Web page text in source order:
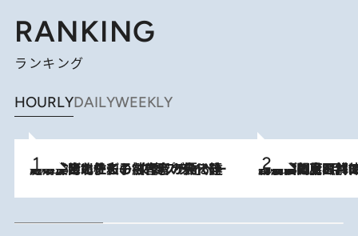
RANKING
ランキング
HOURLYDAILYWEEKLY
2026.8.3
《「文士の子ども被害者の会」発足！》阿川佐和子（72）が語る遠藤周作に北杜夫、劇作家・矢代静一の子どもたちの“文豪プライベート事件簿” 2026.8.8
「最後に見られてよかった」上野動物園の東園パンダ舎が解体前に特別公開。8月16日まで延長されたパネル展と共に辿る“半世紀”のパンダ飼育《解体工事の図面あり》